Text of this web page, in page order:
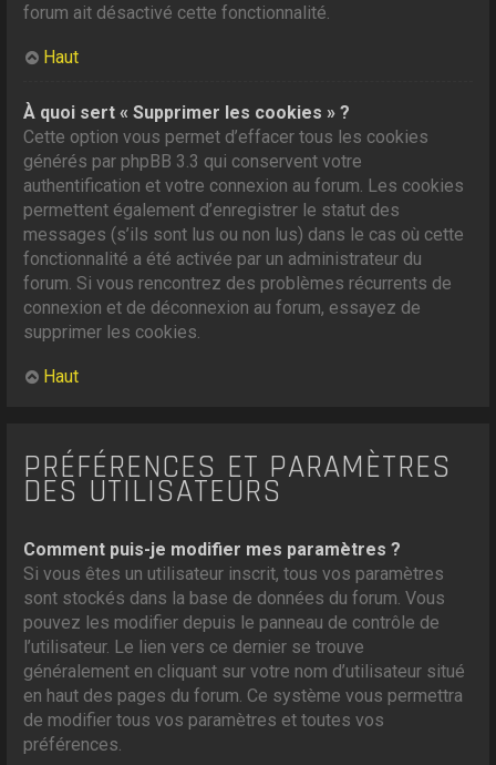
forum ait désactivé cette fonctionnalité.
Haut
À quoi sert « Supprimer les cookies » ?
Cette option vous permet d’effacer tous les cookies
générés par phpBB 3.3 qui conservent votre
authentification et votre connexion au forum. Les cookies
permettent également d’enregistrer le statut des
messages (s’ils sont lus ou non lus) dans le cas où cette
fonctionnalité a été activée par un administrateur du
forum. Si vous rencontrez des problèmes récurrents de
connexion et de déconnexion au forum, essayez de
supprimer les cookies.
Haut
PRÉFÉRENCES ET PARAMÈTRES
DES UTILISATEURS
Comment puis-je modifier mes paramètres ?
Si vous êtes un utilisateur inscrit, tous vos paramètres
sont stockés dans la base de données du forum. Vous
pouvez les modifier depuis le panneau de contrôle de
l’utilisateur. Le lien vers ce dernier se trouve
généralement en cliquant sur votre nom d’utilisateur situé
en haut des pages du forum. Ce système vous permettra
de modifier tous vos paramètres et toutes vos
préférences.